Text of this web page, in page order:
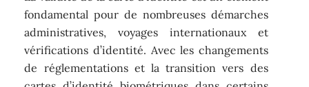
fondamental pour de nombreuses démarches
administratives, voyages internationaux et
vérifications d’identité. Avec les changements
de réglementations et la transition vers des